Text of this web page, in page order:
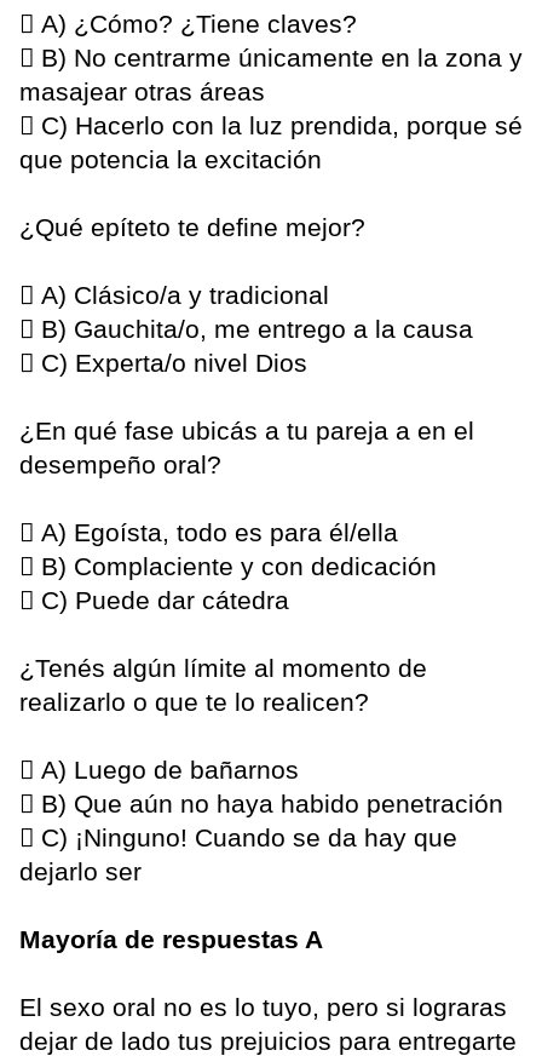
 A) ¿Cómo? ¿Tiene claves?
 B) No centrarme únicamente en la zona y
masajear otras áreas
 C) Hacerlo con la luz prendida, porque sé
que potencia la excitación
¿Qué epíteto te define mejor?
 A) Clásico/a y tradicional
 B) Gauchita/o, me entrego a la causa
 C) Experta/o nivel Dios
¿En qué fase ubicás a tu pareja a en el
desempeño oral?
 A) Egoísta, todo es para él/ella
 B) Complaciente y con dedicación
 C) Puede dar cátedra
¿Tenés algún límite al momento de
realizarlo o que te lo realicen?
 A) Luego de bañarnos
 B) Que aún no haya habido penetración
 C) ¡Ninguno! Cuando se da hay que
dejarlo ser
Mayoría de respuestas A
El sexo oral no es lo tuyo, pero si lograras
dejar de lado tus prejuicios para entregarte